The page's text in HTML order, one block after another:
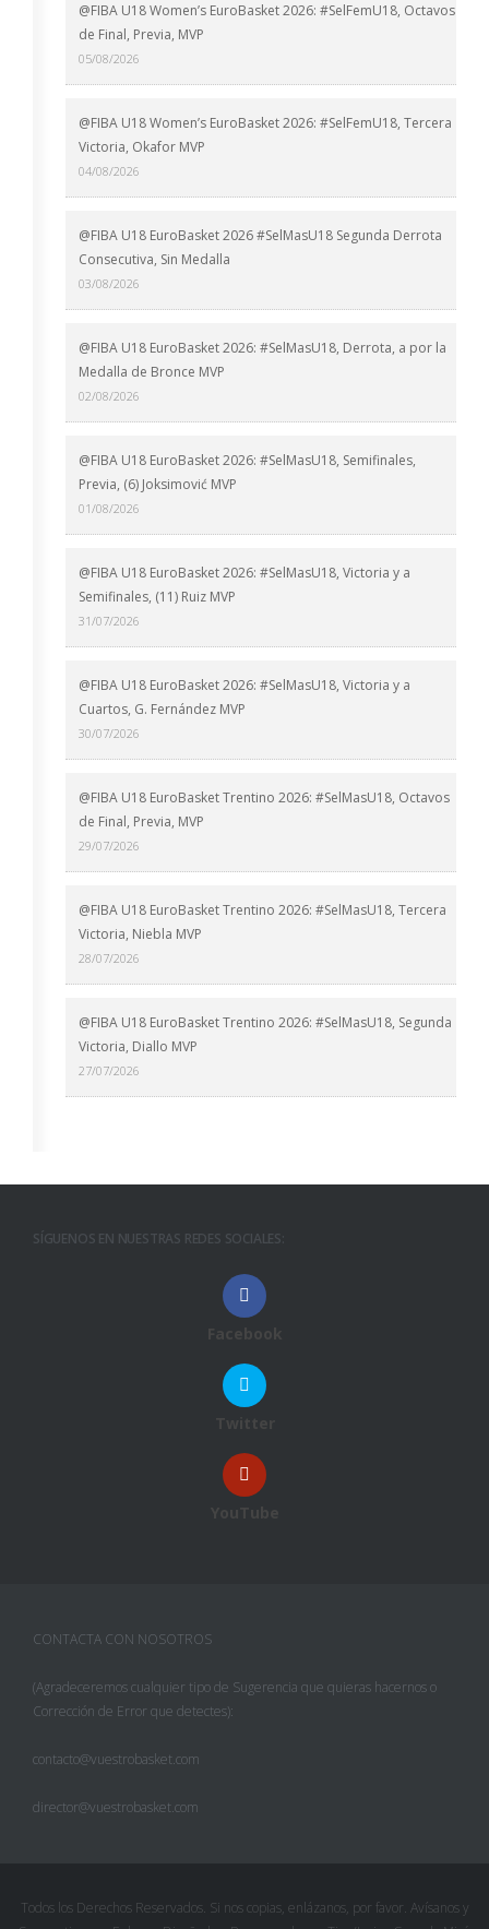
@FIBA U18 Women’s EuroBasket 2026: #SelFemU18, Octavos
de Final, Previa, MVP
05/08/2026
@FIBA U18 Women’s EuroBasket 2026: #SelFemU18, Tercera
Victoria, Okafor MVP
04/08/2026
@FIBA U18 EuroBasket 2026 #SelMasU18 Segunda Derrota
Consecutiva, Sin Medalla
03/08/2026
@FIBA U18 EuroBasket 2026: #SelMasU18, Derrota, a por la
Medalla de Bronce MVP
02/08/2026
@FIBA U18 EuroBasket 2026: #SelMasU18, Semifinales,
Previa, (6) Joksimović MVP
01/08/2026
@FIBA U18 EuroBasket 2026: #SelMasU18, Victoria y a
Semifinales, (11) Ruiz MVP
31/07/2026
@FIBA U18 EuroBasket 2026: #SelMasU18, Victoria y a
Cuartos, G. Fernández MVP
30/07/2026
@FIBA U18 EuroBasket Trentino 2026: #SelMasU18, Octavos
de Final, Previa, MVP
29/07/2026
@FIBA U18 EuroBasket Trentino 2026: #SelMasU18, Tercera
Victoria, Niebla MVP
28/07/2026
@FIBA U18 EuroBasket Trentino 2026: #SelMasU18, Segunda
Victoria, Diallo MVP
27/07/2026
SÍGUENOS EN NUESTRAS REDES SOCIALES:
Facebook
Twitter
YouTube
CONTACTA CON NOSOTROS
(Agradeceremos cualquier tipo de Sugerencia que quieras hacernos o
Corrección de Error que detectes):
contacto@vuestrobasket.com
director@vuestrobasket.com
Todos los Derechos Reservados. Si nos copias, enlázanos, por favor. Avísanos y